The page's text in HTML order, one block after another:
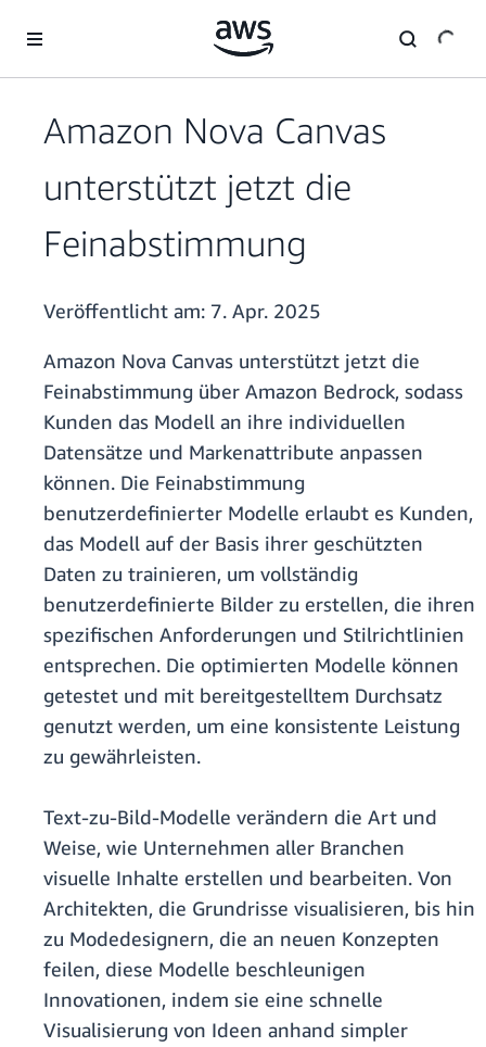
Überspringen zum Hauptinhalt
Amazon Nova Canvas
unterstützt jetzt die
Feinabstimmung
Veröffentlicht am: 7. Apr. 2025
Amazon Nova Canvas unterstützt jetzt die
Feinabstimmung über Amazon Bedrock, sodass
Kunden das Modell an ihre individuellen
Datensätze und Markenattribute anpassen
können. Die Feinabstimmung
benutzerdefinierter Modelle erlaubt es Kunden,
das Modell auf der Basis ihrer geschützten
Daten zu trainieren, um vollständig
benutzerdefinierte Bilder zu erstellen, die ihren
spezifischen Anforderungen und Stilrichtlinien
entsprechen. Die optimierten Modelle können
getestet und mit bereitgestelltem Durchsatz
genutzt werden, um eine konsistente Leistung
zu gewährleisten.
Text-zu-Bild-Modelle verändern die Art und
Weise, wie Unternehmen aller Branchen
visuelle Inhalte erstellen und bearbeiten. Von
Architekten, die Grundrisse visualisieren, bis hin
zu Modedesignern, die an neuen Konzepten
feilen, diese Modelle beschleunigen
Innovationen, indem sie eine schnelle
Visualisierung von Ideen anhand simpler